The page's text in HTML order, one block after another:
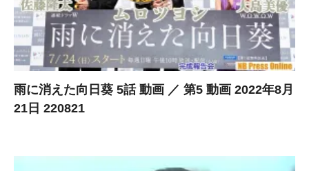
雨に消えた向日葵 5話 動画 ／ 第5 動画 2022年8月
21日 220821